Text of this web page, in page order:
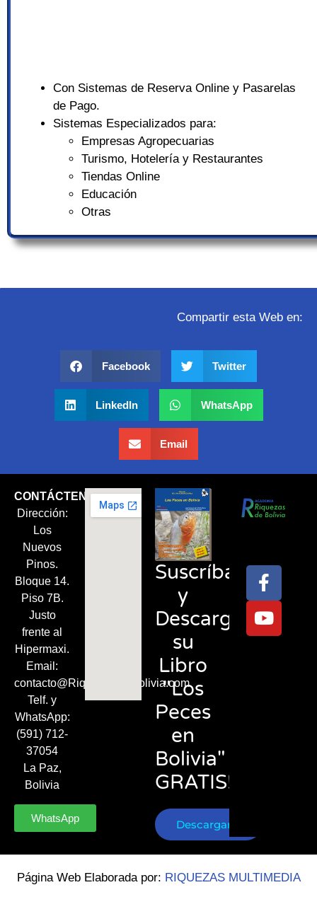
Con Sistemas de Reserva Online y Pasarelas
de Pago.
Sistemas Especializados para:
Empresas Agropecuarias
Turismo, Hotelería y Restaurantes
Tiendas Online
Educación
Otras
Compartir esta Web en:
Facebook Twitter
LinkedIn WhatsApp
Email
CONTÁCTENOS
Dirección:
Los
Nuevos
Pinos.
Bloque 14.
Piso 7B.
Justo
frente al
Hipermaxi.
Email:
contacto@RiquezasDeBolivia.com
Telf. y
WhatsApp:
(591) 712-
37054
La Paz,
Bolivia
WhatsApp
Suscríbase
y
Descargue
su
Libro
"Los
Peces
en
Bolivia"
GRATIS!
Descargar
Página Web Elaborada por: RIQUEZAS MULTIMEDIA